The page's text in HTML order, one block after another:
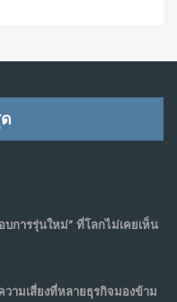
บการรุ่นใหม่” ที่โลกไม่เคยเห็น
ามเสี่ยงที่หลายธุรกิจมองข้าม